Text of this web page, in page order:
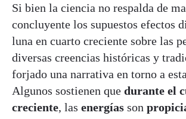
Si bien la ciencia no respalda de
concluyente los supuestos efectos
luna en cuarto creciente sobre las
diversas creencias históricas y
forjado una narrativa en torno a
Algunos sostienen que durante el
creciente, las energías son